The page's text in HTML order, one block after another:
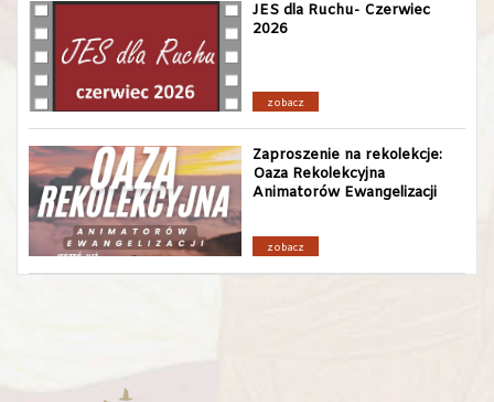
JES dla Ruchu- Czerwiec
2026
zobacz
Zaproszenie na rekolekcje:
Oaza Rekolekcyjna
Animatorów Ewangelizacji
zobacz